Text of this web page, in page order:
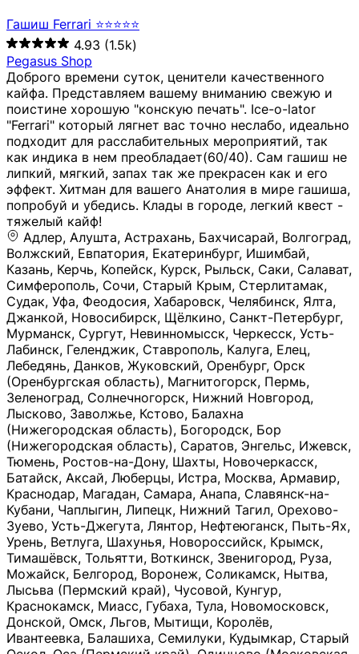
Гашиш Ferrari ⭐⭐⭐⭐⭐
4.93 (1.5k)
Pegasus Shop
Доброго времени суток, ценители качественного
кайфа. Представляем вашему вниманию свежую и
поистине хорошую "конскую печать". Ice-o-lator
"Ferrari" который лягнет вас точно неслабо, идеально
подходит для расслабительных мероприятий, так
как индика в нем преобладает(60/40). Сам гашиш не
липкий, мягкий, запах так же прекрасен как и его
эффект. Хитман для вашего Анатолия в мире гашиша,
попробуй и убедись. Клады в городе, легкий квест -
тяжелый кайф!
Адлер, Алушта, Астрахань, Бахчисарай, Волгоград, Волжский, Евпатория, Екатеринбург, Ишимбай, Казань, Керчь, Копейск, Курск, Рыльск, Саки, Салават, Симферополь, Сочи, Старый Крым, Стерлитамак, Судак, Уфа, Феодосия, Хабаровск, Челябинск, Ялта, Джанкой, Новосибирск, Щёлкино, Санкт-Петербург, Мурманск, Сургут, Невинномысск, Черкесск, Усть-Лабинск, Геленджик, Ставрополь, Калуга, Елец, Лебедянь, Данков, Жуковский, Оренбург, Орск (Оренбургская область), Магнитогорск, Пермь, Зеленоград, Солнечногорск, Нижний Новгород, Лысково, Заволжье, Кстово, Балахна (Нижегородская область), Богородск, Бор (Нижегородская область), Саратов, Энгельс, Ижевск, Тюмень, Ростов-на-Дону, Шахты, Новочеркасск, Батайск, Аксай, Люберцы, Истра, Москва, Армавир, Краснодар, Магадан, Самара, Анапа, Славянск-на-Кубани, Чаплыгин, Липецк, Нижний Тагил, Орехово-Зуево, Усть-Джегута, Лянтор, Нефтеюганск, Пыть-Ях, Урень, Ветлуга, Шахунья, Новороссийск, Крымск, Тимашёвск, Тольятти, Воткинск, Звенигород, Руза, Можайск, Белгород, Воронеж, Соликамск, Нытва, Лысьва (Пермский край), Чусовой, Кунгур, Краснокамск, Миасс, Губаха, Тула, Новомосковск, Донской, Омск, Льгов, Мытищи, Королёв, Ивантеевка, Балашиха, Семилуки, Кудымкар, Старый Оскол, Оса (Пермский край), Одинцово (Московская область), Ханты-Мансийск, Лабинск, Темрюк, Курганинск, Белореченск (Краснодарский край), Алупкa, Губкин, Рязань, Калининград, Усть-Илимск, Фрязино, Минеральные Воды, Пятигорск, Кострома, Ярославль, Коркино, Верхняя Пышма, Подольск, Красноярск, Смоленск, Долгопрудный, Чебоксары, Калачинск, Канск, Киров (Кировская область), Вологда, Рославль, Владивосток, Обнинск, Балабаново (Калужская область), Малоярославец, Брянск, Видное, Ярцево, Вязьма, Гагарин, Приволжск, Фурманов, Чайковский, Кинешма, Горячий Ключ, Улан-Удэ, Туймазы, Дюртюли, Альметьевск, Нефтекамск, Хадыженск, Апшеронск, Майкоп, Уссурийск, Ульяновск, Гатчина, Луга (Ленинградская область), Надым, Ногинск, Электросталь, Железнодорожный (Московская область), Бутурлиновка, Кириллов, Краснознаменск (Калиниградская область), Мышкин, Томмот, Холм, Абакан, Абдулино, Агидель, Агрыз, Адыгейск, Азнакаево, Алатырь, Алдан, Алейск, Александров, Александровск, Алексеевка (Белгородская обл.), Алексин, Амурск, Анадырь, Ангарск, Андреаполь, Анжеро-Судженск, Анива, Апатиты, Арамиль, Ардон, Арзамас, Аркадак, Арсеньев, Артём, Артёмовский, Архангельск, Асбест, Асино, Аткарск, Ахтубинск, Аша, Бабаево (Вологодская область), Бавлы (Республика Татарстан), Байкальск, Бакал, Баксан, Балаклава, Балаково (Саратовская область), Балашов (Саратовская область), Балтийск, Барабинск, Барнаул, Барыш (Ульяновская область), Бежецк, Белая Калитва (Ростовская область), Белебей, Белогорск (Крым), Белозерск, Белокуриха, Беломорск, Белоозёрский (Московская область), Белорецк (Республика Башкортостан), Кызыл, Белоярский (Ханты-Мансийский АО), Бердск, Березники (Пермский край), Берёзовский (Кемеровская область), Берёзовский (Свердловская область), Беслан, Бийск, Бикин, Билибино, Биробиджан, Благовещенск (Амурская область), Благовещенск (Башкортостан), Бобров, Богородицк, Боготол, Богучар, Бокситогорск (Ленинградская область), Бологое (Тверская область), Болхов, Большой Камень (Приморский край), Борисоглебск (Воронежская область), Боровичи (Новгородская область), Боровск, Бородино, Братск, Бронницы (Московская область), Бугульма (Республика Татарстан), Бугуруслан (Оренбургская область), Буинск, Буй, Буйнакск, Валдай, Валуйки, Велиж, Великие Луки, Великий Новгород, Великий Устюг, Вельск, Венёв, Верещагино, Верхнеуральск, Верхний Уфалей, Верхняя Салда, Верхняя Тура, Весьегонск, Вилючинск, Вихоревка, Вичуга, Владикавказ, Волгодонск, Волгореченск, Володарск, Волосово, Волчанск, Вольск, Воркута, Ворсма, Всеволожск (Ленинградская область), Вуктыл, Выкса, Высоковск, Высоцк, Вытегра, Вышний Волочёк, Вяземский, Вязники, Вятские Поляны, Нея, Шилка, Гаврилов Посад, Гаврилов-Ям, Гай, Галич, Гдов, Голицыно, Горно-Алтайск, Горнозаводск, Горняк, Городец, Гороховец, Гремячинск, Грозный, Грязи, Грязовец, Губкинский, Гуково, Гулькевичи, Гурьевск (Калининградская область), Гурьевск (Кемеровская область), Гусев, Гусь-Хрустальный, Давлеканово, Далматово, Дальнегорск, Дегтярск, Дедовск, Демидов, Дербент, Десногорск, Дзержинск, Дзержинский (Московская область), Дивногорск, Димитровград, Дмитровск, Дно, Добрянка, Долинск, Домодедово, Донецк (ДНР), Дорогобуж, Дрезна, Дубна, Дудинка, Духовщина, Дятьково, Егорьевск, Елабуга, Елизово, Ельня (Будет изменено название), Емва, Енисейск, Ермолино, Ершов, Ессентуки, Ефремов, Железноводск, Железногорск (Красноярский край), Железногорск (Курская область), Железногорск-Илимский, Жигулёвск, Жиздра, Жирновск, Жуков, Жуковка, Заводоуковск, Заволжск, Задонск, Заинск, Заозёрный, Заозёрск, Западная Двина, Заполярный, Зарайск, Заречный (Пензенская область), Заречный (Свердловская область), Заринск, Звенигово, Зверево, Зеленогорск ( Ленинградская обл. ), Зеленоградск, Зеленодольск, Зеленокумск, Зерноград, Зима, Змеиногорск, Зубцов, Ивангород, Иваново, Ивдель, Избербаш, Изобильный, Иланский, Инза, Инкерман, Инта, Ипатово, Искитим, Йошкар-Ола, Кадников, Калач, Калач-на-Дону, Калининск, Калтан, Калязин, Камбарка, Каменка (Пензенская область), Каменногорск (Ленинградская область), Каменск-Уральский, Каменск-Шахтинский, Камень-на-Оби, Камешково, Камышин, Канаш, Кандалакша, Карабаново, Карабаш, Карачаевск, Каргат, Каргополь, Карпинск, Карталы, Касимов, Касли, Каспийск, Катав-Ивановск, Катайск, Качканар, Кашин, Кашира, Кемерово, Кемь, Кизел, Кизилюрт, Кизляр, Кимовск, Кимры, Кингисепп, Кинель, Киреевск, Киренск, Киржач, Кириши, Кирово-Чепецк, Кировск (Ленинградская область), Кировск (Мурманская область), Кирсанов, Киселёвск, Кисловодск, Климовск, Клинцы, Княгинино, Ковдор, Ковров, Когалым, Козельск, Козьмодемьянск, Кола, Кологрив, Колпашево, Колпино, Кольчугино, Комсомольск, Комсомольск-на-Амуре, Конаково, Кондопога, Кондрово, Константиновск, Кораблино, Кореновск, Корсаков, Коряжма, Костерёво, Костомукша, Котельники, Котельниково, Котельнич, Котлас, Котовск, Кохма, Красноармейск (Московская область), Краснозаводск, Краснознаменск (Московская область), Краснокаменск, Краснослободск (Волгоградская область), Краснотурьинск, Красноуральск, Красный Сулин, Кремёнки, Кропоткин, Кубинка, Кувшиново (Тверская область), Кудрово, Кулебаки, Кумертау, Курлово, Куровское, Куртамыш, Курчатов, Куса, Кушва, Кыштым, Лабытнанги, Лагань, Лаишево (Республика Татарстан), Лакинск, Лангепас, Лахденпохья, Ленинск-Кузнецкий, Ленск (Республика Саха), Лермонтов (Ставропольский край), Лесозаводск (Приморский край), Лесосибирск, Ливны (Орловская область), Ликино-Дулёво, Липки (Тульская область), Лиски (Воронежская область), Лихославль, Лодейное Поле, Ломоносов (Санкт-Петербург), Лосино-Петровский, Лукоянов, Луховицы, Лыткарино, Любань (Ленинградская область), Любим, Людиново, Магас, Майский, Макаров, Малая Вишера, Малгобек, Мамадыш, Мамоново, Мантурово, Маркс, Махачкала, Мглин, Мегион, Медвежьегорск, Медногорск, Медынь, Меленки, Мелеуз, Менделеевск, Мещовск, Микунь, Миллерово, Минусинск, Миньяр, Мирный (Архангельская область), Мирный (Якутия), Михайловка (Город), Михайловск (Свердловская область), Михайловск (Ставропольский край), Могоча, Можга, Моздок, Мончегорск, Морозовск, Моршанск, Мосальск, Муравленко, Мурино, Муром, Мценск, Мыски, Набережные Челны, Навашино (Нижегородская область), Назарово (Красноярский край), Назрань, Нальчик, Наро-Фоминск, Нарткала, Нарьян-Мар, Находка, Невель (Псковская область), Невельск, Невьянск, Нелидово (Тверская область), Неман, Нерехта (Костромская область), Нерюнгри, Нестеров, Нефтегорск (Самарская область), Нефтекумск, Нижневартовск, Нижнекамск (Республика Татарстан), Нижнеудинск, Нижние Серги, Нижний Ломов, Нижняя Тура, Николаевск-на-Амуре, Никольск (Вологодская область), Никольск (Пензенская область), Новая Ладога, Новая Ляля, Новоалександровск, Новоалтайск, Нововоронеж, Новодвинск, Новозыбков, Новокубанск, Новокуйбышевск, Новомичуринск, Новопавловск, Новоржев, Новосокольники, Новотроицк, Новоульяновск, Новоуральск, Новохопёрск, Новочебоксарск, Новошахтинск, Новый Оскол, Новый Уренгой, Норильск, Нурлат, Нягань, Нязепетровск, Няндома, Облучье, Обоянь, Озёрск (Калининградская область), Озёрск (Челябинская область), Озёры, Октябрьск (Самарская область), Октябрьский (Башкортостан), Окуловка (Новгородская область), Оленегорск, Олонец, Онега, Опочка, Осинники, Осташков, Остров, Острогожск, Отрадный, Оха, Павлово, Павловск (Воронежская область), Павловск (Санкт-Петербург), Павловский Посад, Партизанск, Певек, Пенза, Первоуральск, Перевоз, Пересвет, Переславль-Залесский, Пестово (Новгородская область), Петрозаводск, Петропавловск-Камчатский, Печоры, Пикалёво, Пионерский, Питкяранта, Плавск, Плёс, Подпорожье, Покачи, Покров, Покровск, Полесск, Полысаево, Полярные Зори, Полярный, Поронайск, Порхов, Похвистнево, Почеп, Починок, Пошехонье, Правдинск, Приморск (Калининградская область), Приморско-Ахтарск, Приозерск, Прокопьевск, Протвино, Прохладный, Пугачёв, Пудож, Пустошка, Пушкино, Пущино, Пыталово, Радужный (Владимирская область), Радужный (Ханты-Мансийский АО), Райчихинск, Раменское, Рассказово, Ревда, Реж, Реутов, Родники, Россошь, Ростов (Ярославская обл.), Рошаль, Ртищево, Рубцовск, Рузаевка, Рыбинск, Рыбное, Ряжск, Салехард, Сальск, Саранск, Сарапул, Саров, Сасово, Сатка, Сафоново, Саяногорск, Саянск, Светлогорск, Светлоград, Светлый, Светогорск (Ленинградская область), Свободный, Себеж, Северобайкальск, Северодвинск, Североуральск, Сегежа, Семикаракорск, Сенгилей, Серафимович, Сергач, Сергиев Посад, Сердобск, Сертолово (Ленинградская область), Сестрорецк (Ленинградская область), Сибай, Скопин, Славгород, Сланцы, Слободской, Слюдянка, Собинка, Советск (Кировская область), Советск (Калининградская область), Советск (Тульская область), Советская Гавань, Советский (Ханты-Мансийский АО), Сокол (Вологодская область), Солигалич, Соль-Илецк, Сольцы, Сортавала, Сосенский, Сосновоборск, Сосновый Бор (Ленинградская область), Сосногорск, Спас-Клепики, Спасск-Рязанский, С